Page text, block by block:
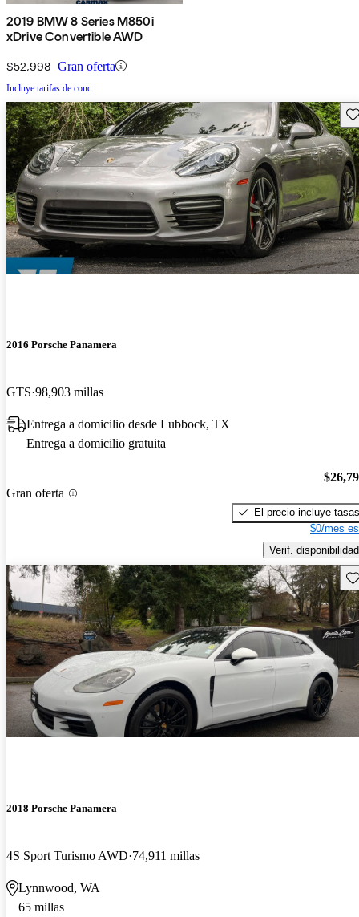
2019 BMW 8 Series M850i
xDrive Convertible AWD
$52,998 Gran oferta
Incluye tarifas de conc.
2016 Porsche Panamera
GTS 98,903 millas
Entrega a domicilio desde Lubbock, TX
Entrega a domicilio gratuita
Gran oferta
El precio incluye tasas
$0/mes
Verif. disponibilidad
2018 Porsche Panamera
4S Sport Turismo AWD 74,911 millas
Lynnwood, WA
65 millas